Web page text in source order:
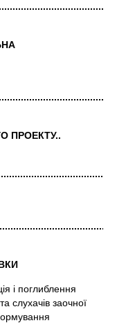
ПРОЕКТУ..
і поглиблення
слухачів заочної